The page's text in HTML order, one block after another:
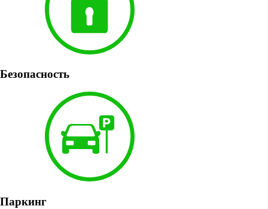
Безопасность
Паркинг